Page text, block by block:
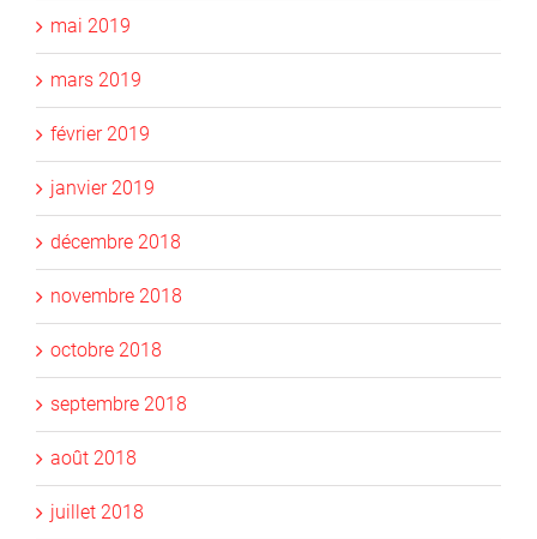
mai 2019
mars 2019
février 2019
janvier 2019
décembre 2018
novembre 2018
octobre 2018
septembre 2018
août 2018
juillet 2018